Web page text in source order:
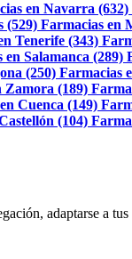
en Navarra (632)
(529) Farmacias en
Tenerife (343)
en Salamanca (289)
(250) Farmacias
Zamora (189)
Cuenca (149)
(104)
adaptarse a